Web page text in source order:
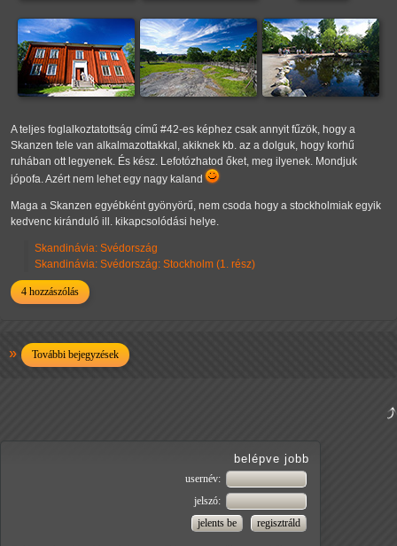
A teljes foglalkoztatottság című #42-es képhez csak annyit fűzök, hogy a
Skanzen tele van alkalmazottakkal, akiknek kb. az a dolguk, hogy korhű
ruhában ott legyenek. És kész. Lefotózhatod őket, meg ilyenek. Mondjuk
jópofa. Azért nem lehet egy nagy kaland
Maga a Skanzen egyébként gyönyörű, nem csoda hogy a stockholmiak egyik
kedvenc kiránduló ill. kikapcsolódási helye.
Skandinávia: Svédország
Skandinávia: Svédország: Stockholm (1. rész)
4 hozzászólás
További bejegyzések
belépve jobb
usernév:
jelszó: